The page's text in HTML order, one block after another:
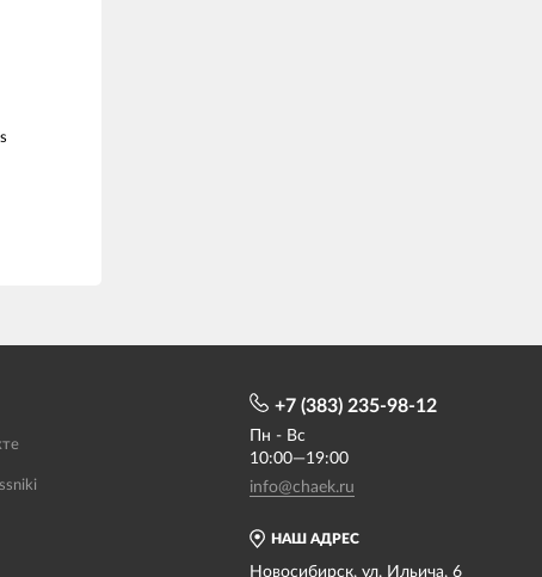
НАШ АДРЕС
Новосибирск, ул. Ильича, 6
+7 (383) 235-98-12
Пн - Вс
10:00—19:00
info@chaek.ru